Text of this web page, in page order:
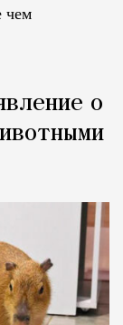
чем
о